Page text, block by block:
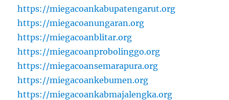
https://miegacoankabupatengarut.org
https://miegacoanungaran.org
https://miegacoanblitar.org
https://miegacoanprobolinggo.org
https://miegacoansemarapura.org
https://miegacoankebumen.org
https://miegacoankabmajalengka.org